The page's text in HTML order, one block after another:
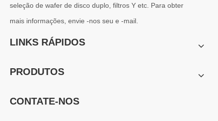
seleção de wafer de disco duplo, filtros Y etc. Para obter
mais informações, envie -nos seu e -mail.
LINKS RÁPIDOS
PRODUTOS
CONTATE-NOS